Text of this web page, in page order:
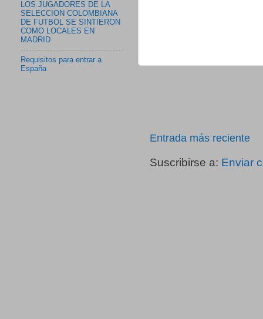
Entrada más reciente
Suscribirse a: Enviar
LOS JUGADORES DE LA
SELECCION COLOMBIANA
DE FUTBOL SE SINTIERON
COMO LOCALES EN
MADRID
Requisitos para entrar a
España